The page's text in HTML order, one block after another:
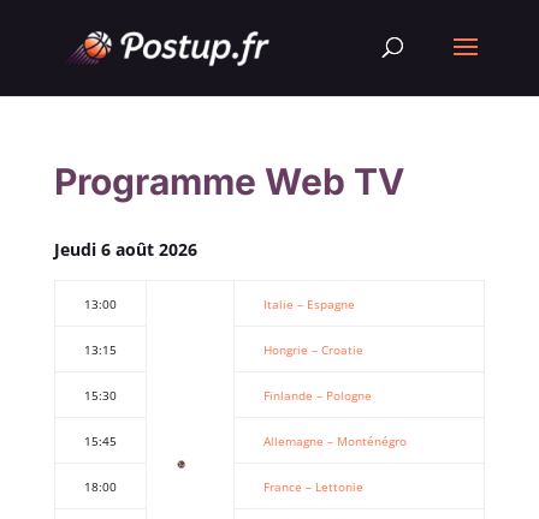
Programme Web TV
Jeudi 6 août 2026
13:00 Italie – Espagne
13:15 Hongrie – Croatie
15:30 Finlande – Pologne
15:45 Allemagne – Monténégro
18:00 France – Lettonie